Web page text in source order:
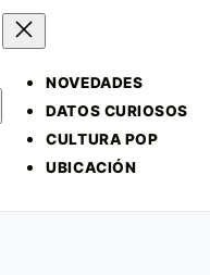
NOVEDADES
DATOS CURIOSOS
CULTURA POP
UBICACIÓN